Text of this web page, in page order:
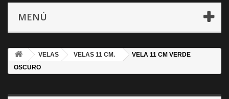
MENÚ
VELAS VELAS 11 CM.
VELA 11 CM VERDE
OSCURO